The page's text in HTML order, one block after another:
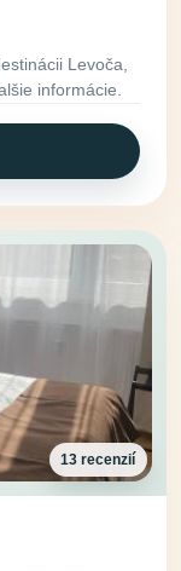
Levoča,
informácie.
13 recenzií